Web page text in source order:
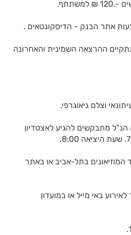
אתר הבנק - הדיסקונטאים .
ג' ה- 25.6.2012 תתקיים ההרצאה השמינית והאחרונה
וצלם גיאוגרפי.
מתבקשים להגיע לאצטדיון
בתל-אביב או באתר
באי מייל או במועדון